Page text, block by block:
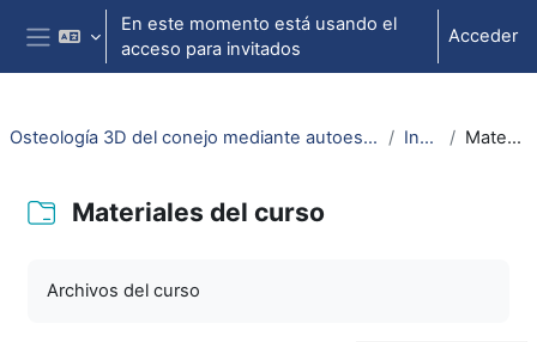
Salta al contenido principal
Panel lateral
En este momento está usando el
acceso para invitados
Acceder
Osteología 3D del conejo mediante autoestereoscopía (Rabbit's 3D osteology by mean selfstereoscopy) Introducción Materiales del curso
Materiales del curso
Archivos del curso